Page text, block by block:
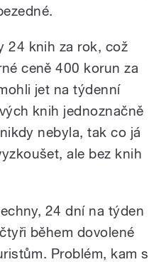
24 knih za rok, což
ceně 400 korun za
jet na týdenní
knih jednoznačně
nebyla, tak co já
ale bez knih
24 dní na týden
během dovolené
Problém, kam s